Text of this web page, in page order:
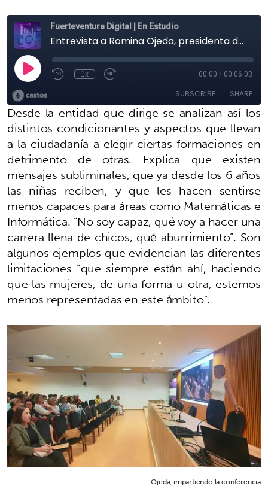
Desde la entidad que dirige se analizan así los
distintos condicionantes y aspectos que llevan
a la ciudadanía a elegir ciertas formaciones en
detrimento de otras. Explica que existen
mensajes subliminales, que ya desde los 6 años
las niñas reciben, y que les hacen sentirse
menos capaces para áreas como Matemáticas e
Informática. “No soy capaz, qué voy a hacer una
carrera llena de chicos, qué aburrimiento”. Son
algunos ejemplos que evidencian las diferentes
limitaciones “que siempre están ahí, haciendo
que las mujeres, de una forma u otra, estemos
menos representadas en este ámbito”.
Ojeda, impartiendo la conferencia